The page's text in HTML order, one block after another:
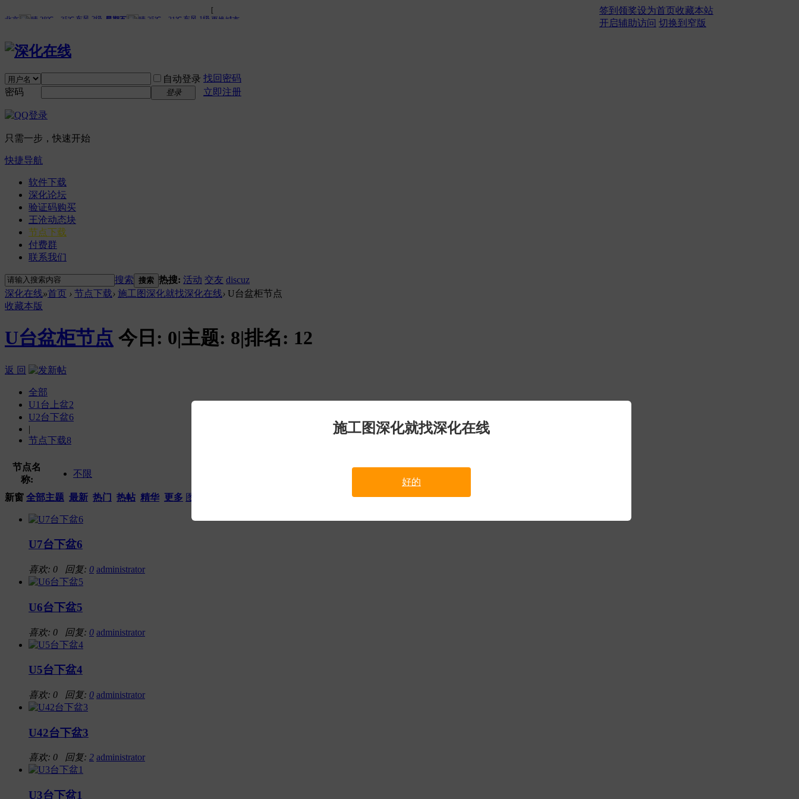
签到领奖设为首页收藏本站
开启辅助访问 切换到窄版
自动登录 找回密码
密码
登录 立即注册
只需一步，快速开始
快捷导航
软件下载
深化论坛
验证码购买
王沧动态块
节点下载
付费群
联系我们
搜索 搜索 热搜: 活动 交友 discuz
深化在线»首页 › 节点下载› 施工图深化就找深化在线› U台盆柜节点
收藏本版
U台盆柜节点 今日: 0|主题: 8|排名: 12
返 回
全部
U1台上盆2
U2台下盆6
|
节点下载8
节点名
称:
不限
新窗 全部主题 最新 热门 热帖 精华 更多 图片模式
U7台下盆6
喜欢: 0 回复: 0 administrator
U6台下盆5
喜欢: 0 回复: 0 administrator
U5台下盆4
喜欢: 0 回复: 0 administrator
U42台下盆3
喜欢: 0 回复: 2 administrator
U3台下盆1
施工图深化就找深化在线
好的